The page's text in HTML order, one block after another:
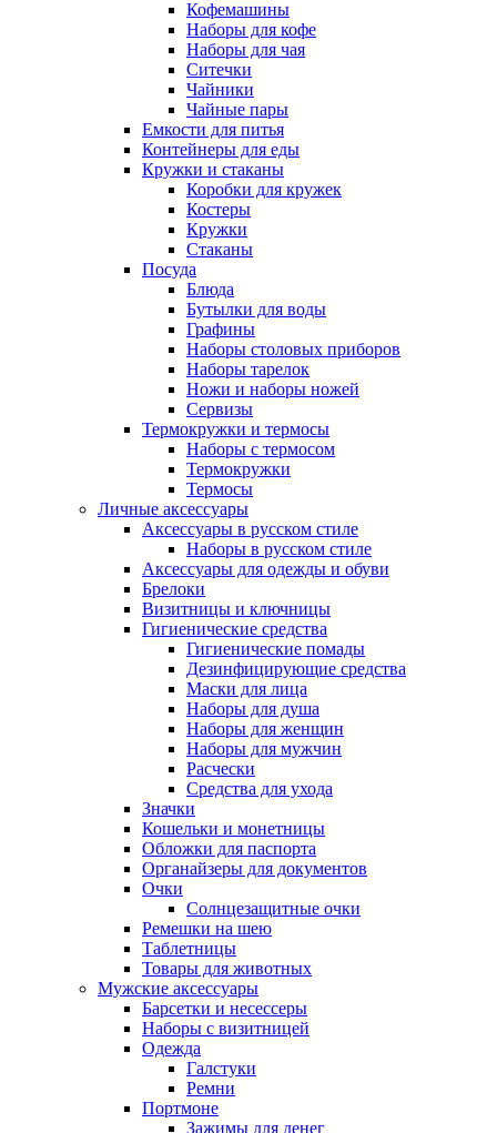
Кофемашины
Наборы для кофе
Наборы для чая
Ситечки
Чайники
Чайные пары
Емкости для питья
Контейнеры для еды
Кружки и стаканы
Коробки для кружек
Костеры
Кружки
Стаканы
Посуда
Блюда
Бутылки для воды
Графины
Наборы столовых приборов
Наборы тарелок
Ножи и наборы ножей
Сервизы
Термокружки и термосы
Наборы с термосом
Термокружки
Термосы
Личные аксессуары
Аксессуары в русском стиле
Наборы в русском стиле
Аксессуары для одежды и обуви
Брелоки
Визитницы и ключницы
Гигиенические средства
Гигиенические помады
Дезинфицирующие средства
Маски для лица
Наборы для душа
Наборы для женщин
Наборы для мужчин
Расчески
Средства для ухода
Значки
Кошельки и монетницы
Обложки для паспорта
Органайзеры для документов
Очки
Солнцезащитные очки
Ремешки на шею
Таблетницы
Товары для животных
Мужские аксессуары
Барсетки и несессеры
Наборы с визитницей
Одежда
Галстуки
Ремни
Портмоне
Зажимы для денег